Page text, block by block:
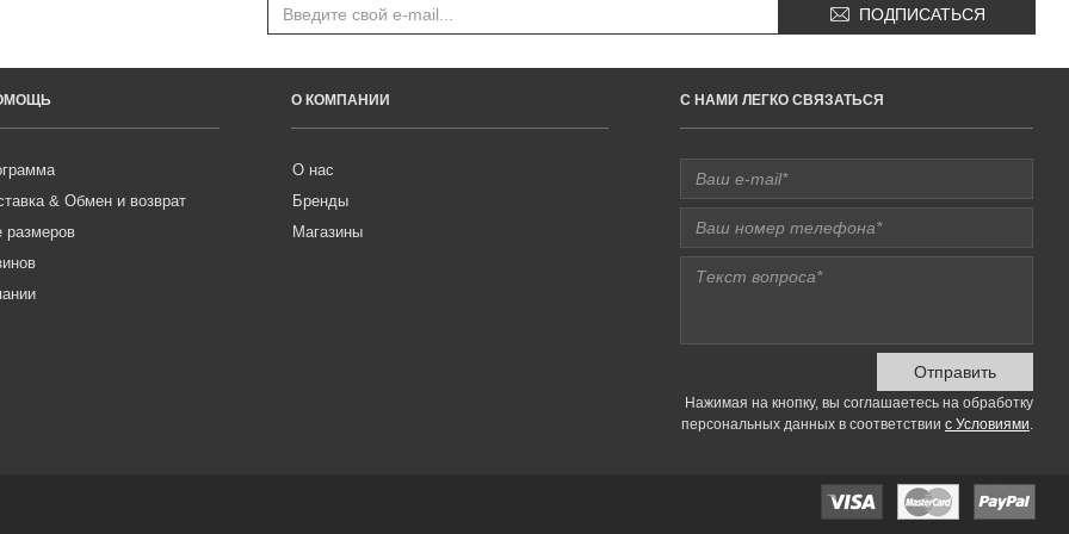
ПОДПИСАТЬСЯ
& Обмен и возврат
размеров
О КОМПАНИИ
О нас
Бренды
Магазины
C НАМИ ЛЕГКО СВЯЗАТЬСЯ
Отправить
Нажимая на кнопку, вы соглашаетесь на обработку
персональных данных в соответствии с Условиями.